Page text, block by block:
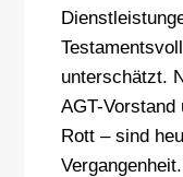
unterschätzt.
AGT-Vorstand
Rott – sind